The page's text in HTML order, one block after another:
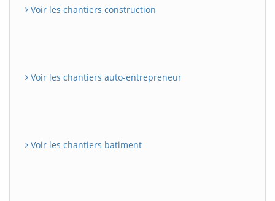
Voir les chantiers construction
Voir les chantiers auto-entrepreneur
Voir les chantiers batiment